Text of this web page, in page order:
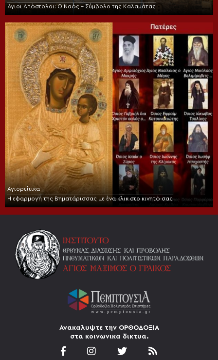
Άγιοι Απόστολοι: Ο Ναός – Σύμβολο της Καλαμάτας
Αγιορείτικα
Η εφαρμογή της Βηματάρισσας με ένα κλικ στο κινητό σας
Ανακαλυψτε την ΟΡΘΟΔΟΞΙΑ
στα κοινωνικα δικτυα.